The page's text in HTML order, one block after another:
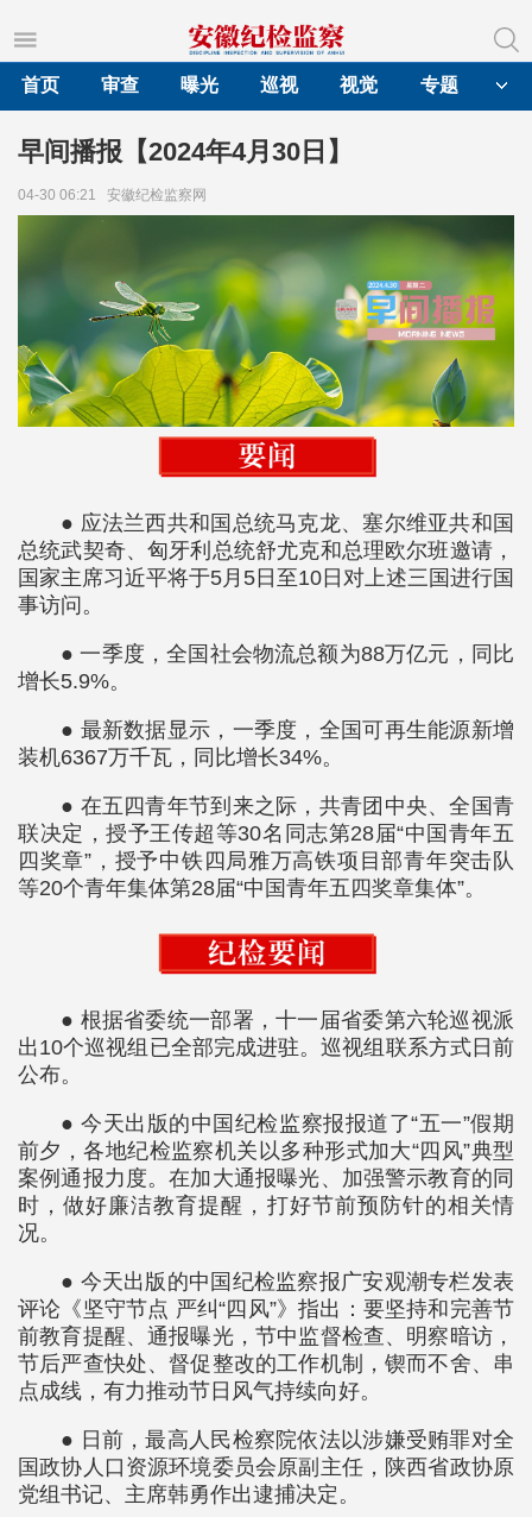
首页
审查 曝光 巡视 视觉 专题
早间播报【2024年4月30日】
04-30 06:21 安徽纪检监察网
● 应法兰西共和国总统马克龙、塞尔维亚共和国
总统武契奇、匈牙利总统舒尤克和总理欧尔班邀请，
国家主席习近平将于5月5日至10日对上述三国进行国
事访问。
● 一季度，全国社会物流总额为88万亿元，同比
增长5.9%。
● 最新数据显示，一季度，全国可再生能源新增
装机6367万千瓦，同比增长34%。
● 在五四青年节到来之际，共青团中央、全国青
联决定，授予王传超等30名同志第28届“中国青年五
四奖章”，授予中铁四局雅万高铁项目部青年突击队
等20个青年集体第28届“中国青年五四奖章集体”。
● 根据省委统一部署，十一届省委第六轮巡视派
出10个巡视组已全部完成进驻。巡视组联系方式日前
公布。
● 今天出版的中国纪检监察报报道了“五一”假期
前夕，各地纪检监察机关以多种形式加大“四风”典型
案例通报力度。在加大通报曝光、加强警示教育的同
时，做好廉洁教育提醒，打好节前预防针的相关情
况。
● 今天出版的中国纪检监察报广安观潮专栏发表
评论《坚守节点 严纠“四风”》指出：要坚持和完善节
前教育提醒、通报曝光，节中监督检查、明察暗访，
节后严查快处、督促整改的工作机制，锲而不舍、串
点成线，有力推动节日风气持续向好。
● 日前，最高人民检察院依法以涉嫌受贿罪对全
国政协人口资源环境委员会原副主任，陕西省政协原
党组书记、主席韩勇作出逮捕决定。